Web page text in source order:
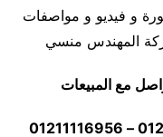
و فيديو و مواصفات
مع المبيعات